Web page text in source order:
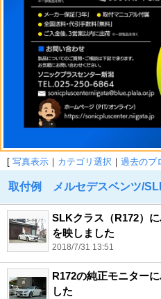
[ 写真表示 ｜ カテゴリ選択 ｜ 過去のブ
取付例 メルセデスベンツ/
SLKクラス（R172）
を映しました
2018/7/31 13:51
R172の純正モニター
した